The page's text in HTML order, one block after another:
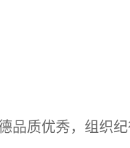
品质优秀，组织